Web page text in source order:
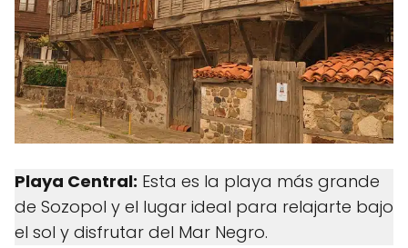
Playa Central: Esta es la playa más grande
de Sozopol y el lugar ideal para relajarte bajo
el sol y disfrutar del Mar Negro.